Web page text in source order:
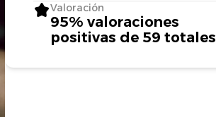
Valoración
95% valoraciones
positivas de 59 totales